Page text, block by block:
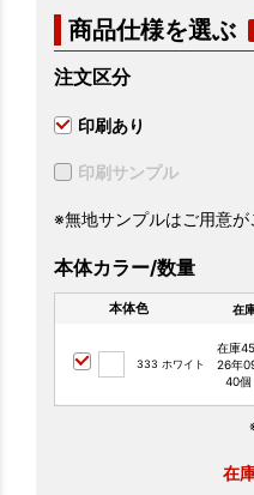
商品仕様を選ぶ
注文区分
印刷あり
印刷サンプル
※無地サンプルはご用意が
本体カラー/数量
本体色 在
333 ホワイト
在庫
26年
40個
在